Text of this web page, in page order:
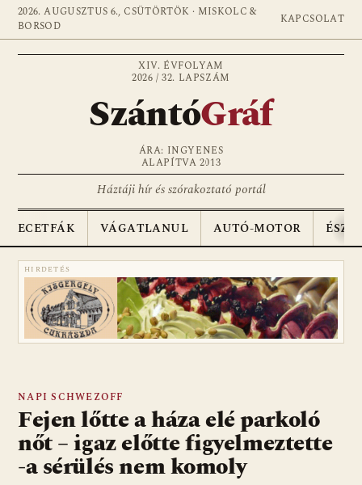
2026. AUGUSZTUS 6., CSÜTÖRTÖK · MISKOLC &
BORSOD
KAPCSOLAT
XIV. ÉVFOLYAM
2026 / 32. LAPSZÁM
SzántóGráf
ÁRA: INGYENES
ALAPÍTVA 2013
Háztáji hír és szórakoztató portál
ECETFÁK VÁGATLANUL AUTÓ-MOTOR
HIRDETÉS
NAPI SCHWEZOFF
Fejen lőtte a háza elé parkoló
nőt – igaz előtte figyelmeztette
-a sérülés nem komoly